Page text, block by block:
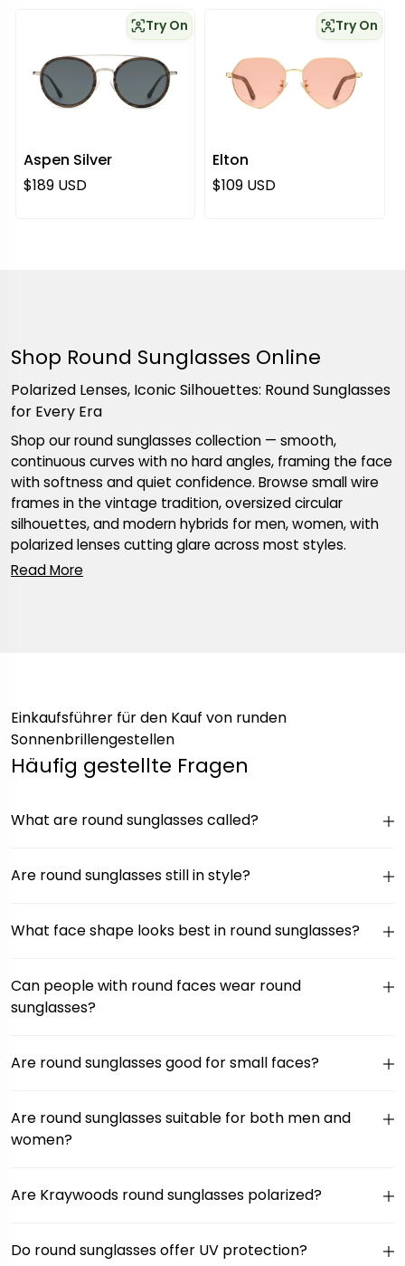
Aspen Silver
Try On
Regulärer Preis
$189 USD
Elton
Try On
Regulärer Preis
$109 USD
Shop Round Sunglasses Online
Polarized Lenses, Iconic Silhouettes: Round Sunglasses
for Every Era
Shop our round sunglasses collection — smooth,
continuous curves with no hard angles, framing the face
with softness and quiet confidence. Browse small wire
frames in the vintage tradition, oversized circular
silhouettes, and modern hybrids for men, women, with
polarized lenses cutting glare across most styles.
Einkaufsführer für den Kauf von runden
Sonnenbrillengestellen
Häufig gestellte Fragen
What are round sunglasses called?
Are round sunglasses still in style?
What face shape looks best in round sunglasses?
Can people with round faces wear round
sunglasses?
Are round sunglasses good for small faces?
Are round sunglasses suitable for both men and
women?
Are Kraywoods round sunglasses polarized?
Do round sunglasses offer UV protection?